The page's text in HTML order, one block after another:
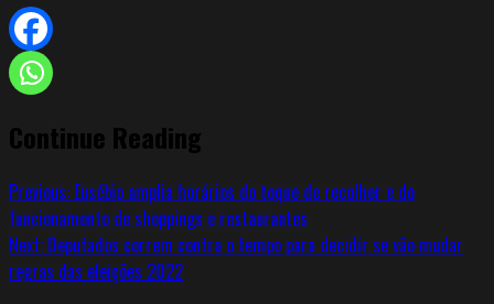
Continue Reading
Previous: Eusébio amplia horários do toque de recolher e do
funcionamento de shoppings e restaurantes
Next: Deputados correm contra o tempo para decidir se vão mudar
regras das eleições 2022